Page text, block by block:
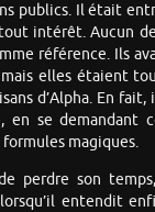
publics. Il était
intérêt. Aucun
référence. Ils
elles étaient
d’Alpha. En
en se demandant
magiques.
perdre son
entendit